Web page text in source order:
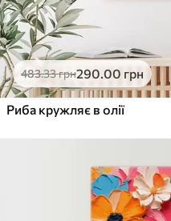
483.33грн290.00 грн
Риба кружляє в олії